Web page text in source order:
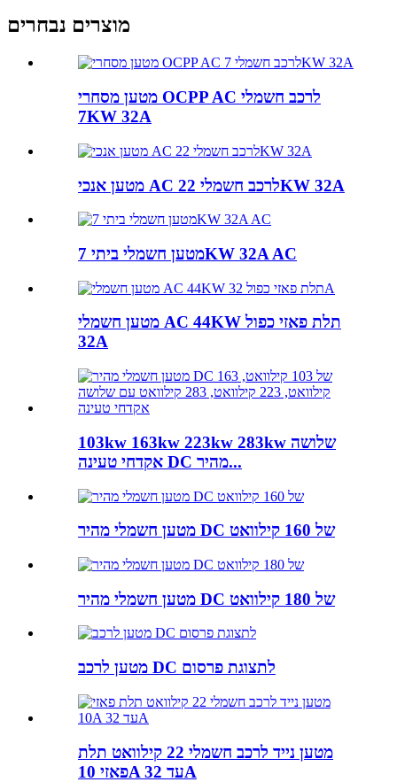
מוצרים נבחרים
מטען מסחרי OCPP AC לרכב חשמלי
7KW 32A
מטען אנכי AC לרכב חשמלי 22KW 32A
מטען חשמלי ביתי 7KW 32A AC
מטען חשמלי AC 44KW תלת פאזי כפול
32A
103kw 163kw 223kw 283kw שלושה
אקדחי טעינה DC מהיר...
מטען חשמלי מהיר DC של 160 קילוואט
מטען חשמלי מהיר DC של 180 קילוואט
מטען לרכב DC לתצוגת פרסום
מטען נייד לרכב חשמלי 22 קילוואט תלת
פאזי 10A עד 32A